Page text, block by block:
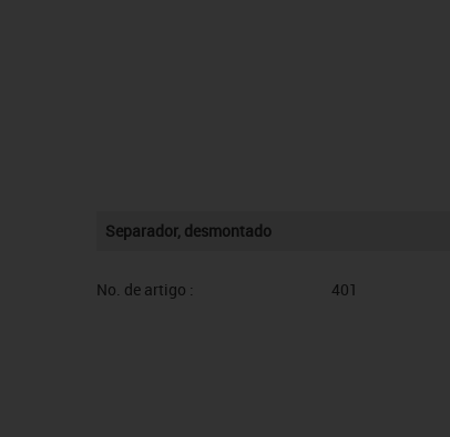
Separador, desmontado
No. de artigo : 401